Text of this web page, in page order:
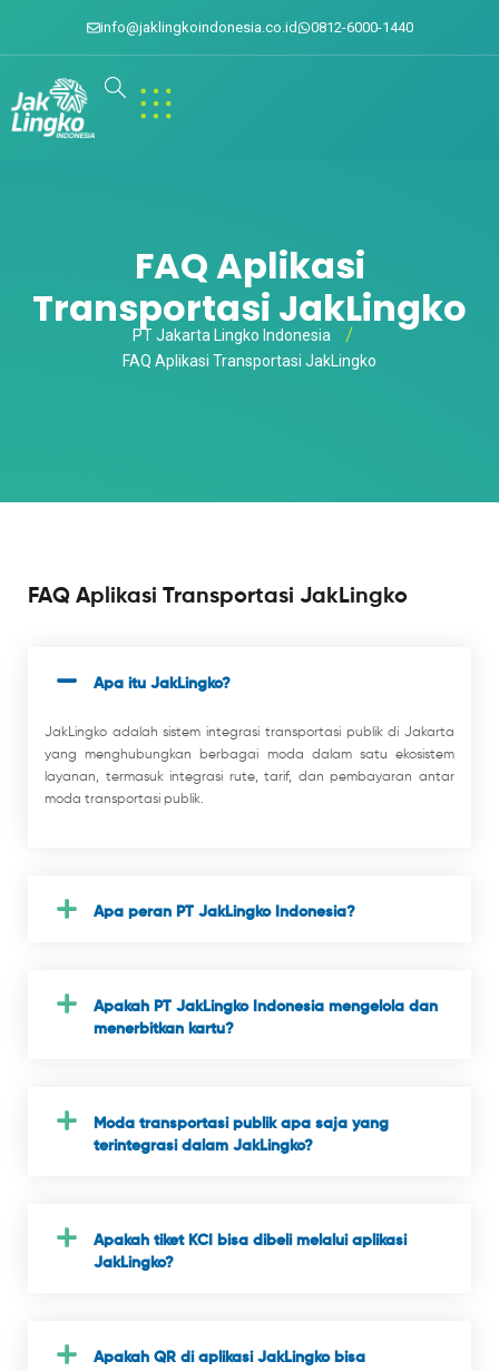
info@jaklingkoindonesia.co.id 0812-6000-1440
FAQ Aplikasi
Transportasi JakLingko
PT Jakarta Lingko Indonesia
FAQ Aplikasi Transportasi JakLingko
FAQ Aplikasi Transportasi JakLingko
Apa itu JakLingko?
JakLingko adalah sistem integrasi transportasi publik di Jakarta
yang menghubungkan berbagai moda dalam satu ekosistem
layanan, termasuk integrasi rute, tarif, dan pembayaran antar
moda transportasi publik.
Apa peran PT JakLingko Indonesia?
Apakah PT JakLingko Indonesia mengelola dan
menerbitkan kartu?
Moda transportasi publik apa saja yang
terintegrasi dalam JakLingko?
Apakah tiket KCI bisa dibeli melalui aplikasi
JakLingko?
Apakah QR di aplikasi JakLingko bisa